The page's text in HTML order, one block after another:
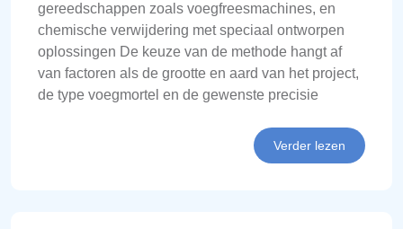
gereedschappen zoals voegfreesmachines, en
chemische verwijdering met speciaal ontworpen
oplossingen De keuze van de methode hangt af
van factoren als de grootte en aard van het project,
de type voegmortel en de gewenste precisie
Verder lezen